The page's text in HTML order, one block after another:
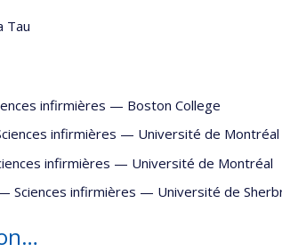
Tau
infirmières — Boston College
infirmières — Université de Montréal
infirmières — Université de Montréal
Sciences infirmières — Université de